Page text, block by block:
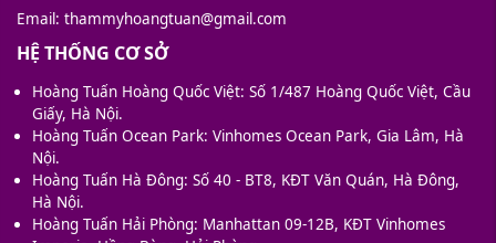
Email: thammyhoangtuan@gmail.com
HỆ THỐNG CƠ SỞ
Hoàng Tuấn Hoàng Quốc Việt: Số 1/487 Hoàng Quốc Việt, Cầu
Giấy, Hà Nội.
Hoàng Tuấn Ocean Park: Vinhomes Ocean Park, Gia Lâm, Hà
Nội.
Hoàng Tuấn Hà Đông: Số 40 - BT8, KĐT Văn Quán, Hà Đông,
Hà Nội.
Hoàng Tuấn Hải Phòng: Manhattan 09-12B, KĐT Vinhomes